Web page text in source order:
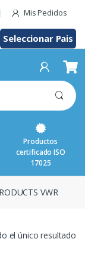
Mis Pedidos
Seleccionar Pais
Productos
certificado ISO
17025
VWR
el único resultado